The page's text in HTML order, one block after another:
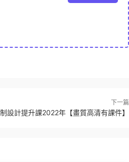
下一篇
設計提升課2022年【畫質高清有課件】